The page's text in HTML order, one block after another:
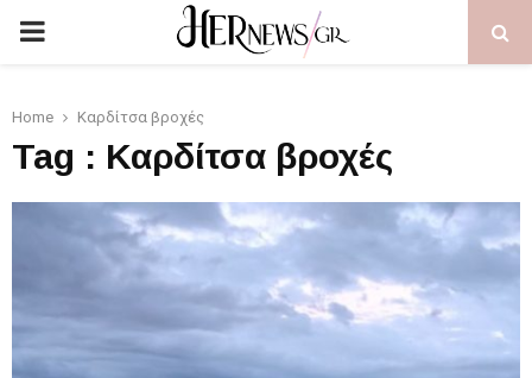
PRIMARY
Home Καρδίτσα βροχές
Tag : Καρδίτσα βροχές